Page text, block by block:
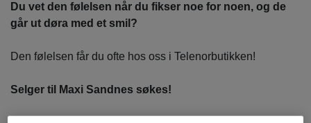
Du vet den følelsen når du fikser noe for noen, og de
går ut døra med et smil?
Den følelsen får du ofte hos oss i Telenorbutikken!
Selger til Maxi Sandnes søkes!